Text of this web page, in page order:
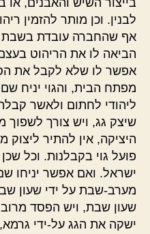
בייצור השיש והאבנים, או
לבנין. וכן מותר להזמין
אף שהחברה עובדת בשבת
הביאה לו את הריהוט
אפשר לו שלא לקבל את
מפתח הבית, והגוי יניח
ליהודי לחתום ולאשר
שיצק גג, ויש צורך
היציקה, אין להתיר
פועל גוי בקבלנות. וכל
ישראל. ואם אפשר יניחו
מערב-שבת על ידי שעון
שעון שבת, ויש הפסד
ישקה את הגג על-ידי